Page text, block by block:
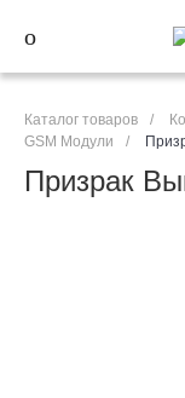
Каталог товаров /
GSM Модули
/
Призрак